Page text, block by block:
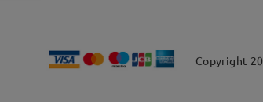
Copyright